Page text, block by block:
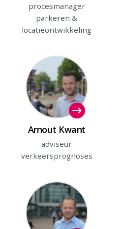
procesmanager
parkeren &
locatieontwikkeling
Arnout Kwant
adviseur
verkeersprognoses